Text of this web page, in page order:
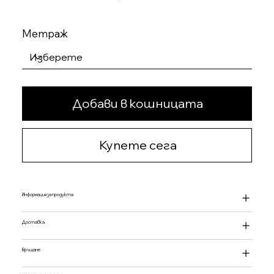
Метраж
Добави в кошницата
Купете сега
Информация за продукта
Доставка
Връщане